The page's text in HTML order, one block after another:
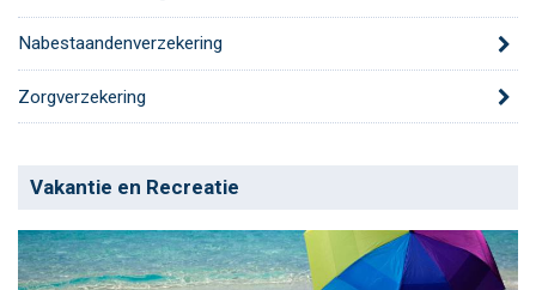
Nabestaandenverzekering
Zorgverzekering
Vakantie en Recreatie